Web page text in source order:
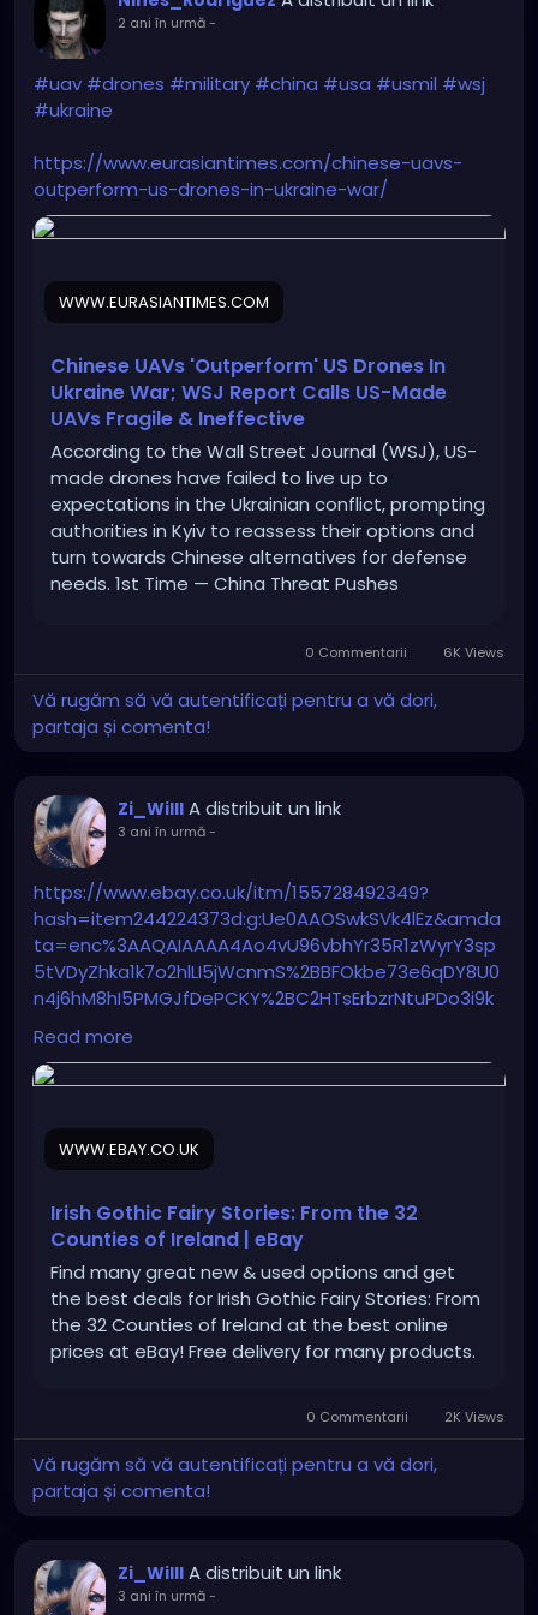
2 ani în urmă-
#uav #drones #military #china #usa #usmil #wsj
#ukraine
https://www.eurasiantimes.com/chinese-uavs-
outperform-us-drones-in-ukraine-war/
WWW.EURASIANTIMES.COM
Chinese UAVs 'Outperform' US Drones In
Ukraine War; WSJ Report Calls US-Made
UAVs Fragile & Ineffective
According to the Wall Street Journal (WSJ), US-
made drones have failed to live up to
expectations in the Ukrainian conflict, prompting
authorities in Kyiv to reassess their options and
turn towards Chinese alternatives for defense
needs. 1st Time — China Threat Pushes
0 Commentarii 6K Views
Vă rugăm să vă autentificați pentru a vă dori,
partaja și comenta!
Zi_Willl A distribuit un link
3 ani în urmă-
https://www.ebay.co.uk/itm/155728492349?
hash=item244224373d:g:Ue0AAOSwkSVk4lEz&amda
ta=enc%3AAQAIAAAA4Ao4vU96vbhYr35R1zWyrY3sp
5tVDyZhka1k7o2hlLI5jWcnmS%2BBFOkbe73e6qDY8U0
n4j6hM8hI5PMGJfDePCKY%2BC2HTsErbzrNtuPDo3i9k
w%2Blly%2F65uMF39I%2FTALqzimWSJDTjDTFFUmmb6
Sr3w%2FwMyLkpeIzUtud7ocp7yWwhSUZxh95XZHoVa
CmoX4ur5Ye4VVXfSzDxwCDyUtEBOfnrBjE936GFL8pty
MD9gNfbdu9d%2FdSudVtrb0cRGioe36%7Ctkp%3ABk
9SR-7qqs3pYg
Read more
WWW.EBAY.CO.UK
Irish Gothic Fairy Stories: From the 32
Counties of Ireland | eBay
Find many great new & used options and get
the best deals for Irish Gothic Fairy Stories: From
the 32 Counties of Ireland at the best online
prices at eBay! Free delivery for many products.
0 Commentarii 2K Views
Vă rugăm să vă autentificați pentru a vă dori,
partaja și comenta!
Zi_Willl A distribuit un link
3 ani în urmă-